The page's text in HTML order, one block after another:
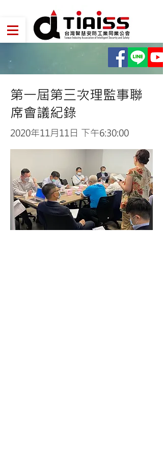
第一屆第三次理監事聯
席會議紀錄
2020年11月11日 下午6:30:00